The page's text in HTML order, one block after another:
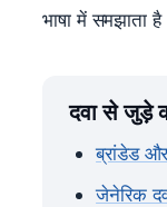
भाषा में समझाता
दवा से जुड़े
ब्रांडेड
जेनेरिक